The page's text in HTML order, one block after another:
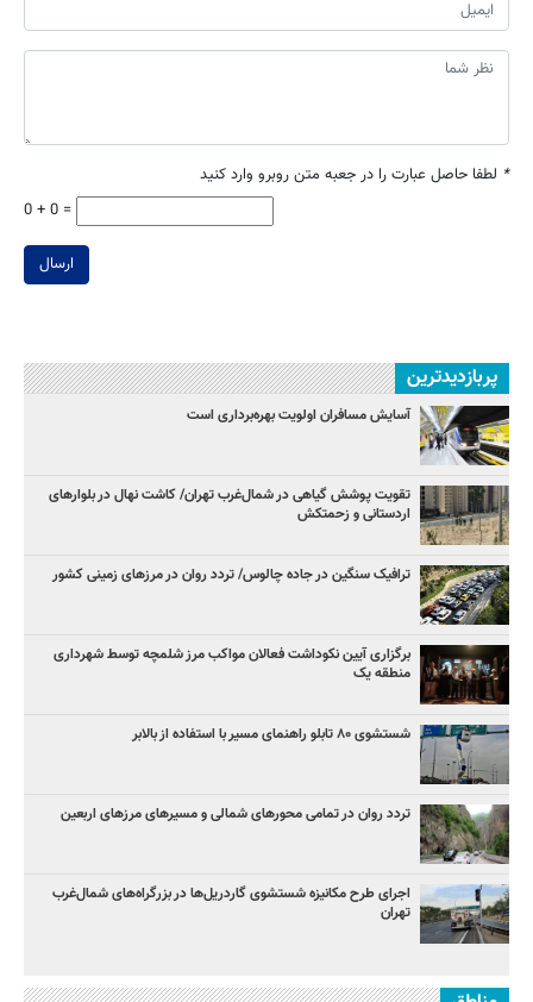
* لطفا حاصل عبارت را در جعبه متن روبرو وارد کنید
0 + 0 =
ارسال
پربازدیدترین
آسایش مسافران اولویت بهره‌برداری است
تقویت پوشش گیاهی در شمال‌غرب تهران/ کاشت نهال در بلوارهای
اردستانی و زحمتکش
ترافیک سنگین در جاده چالوس/ تردد روان در مرزهای زمینی کشور
برگزاری آیین نکوداشت فعالان مواکب مرز شلمچه توسط شهرداری
منطقه یک
شستشوی ۸۰ تابلو راهنمای مسیر با استفاده از بالابر
تردد روان در تمامی محورهای شمالی و مسیرهای مرزهای اربعین
اجرای طرح مکانیزه شستشوی گاردریل‌ها در بزرگراه‌های شمال‌غرب
تهران